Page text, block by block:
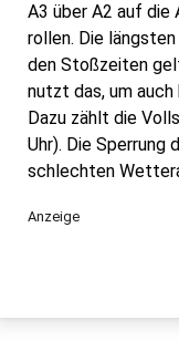
A3 über A2 auf die
rollen. Die
den Stoßzeiten
nutzt das, um auch
Dazu zählt die
Uhr). Die Sperrung
schlechten
Anzeige